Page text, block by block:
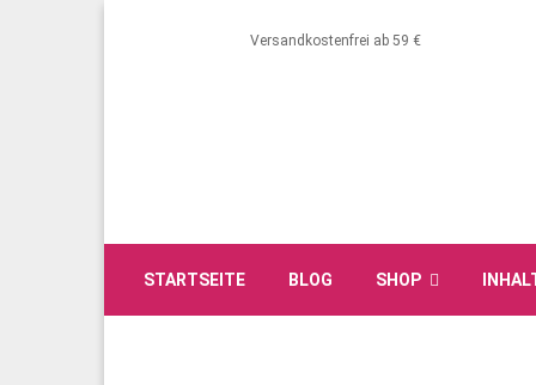
Versandkostenfrei ab 59 €
STARTSEITE BLOG SHOP